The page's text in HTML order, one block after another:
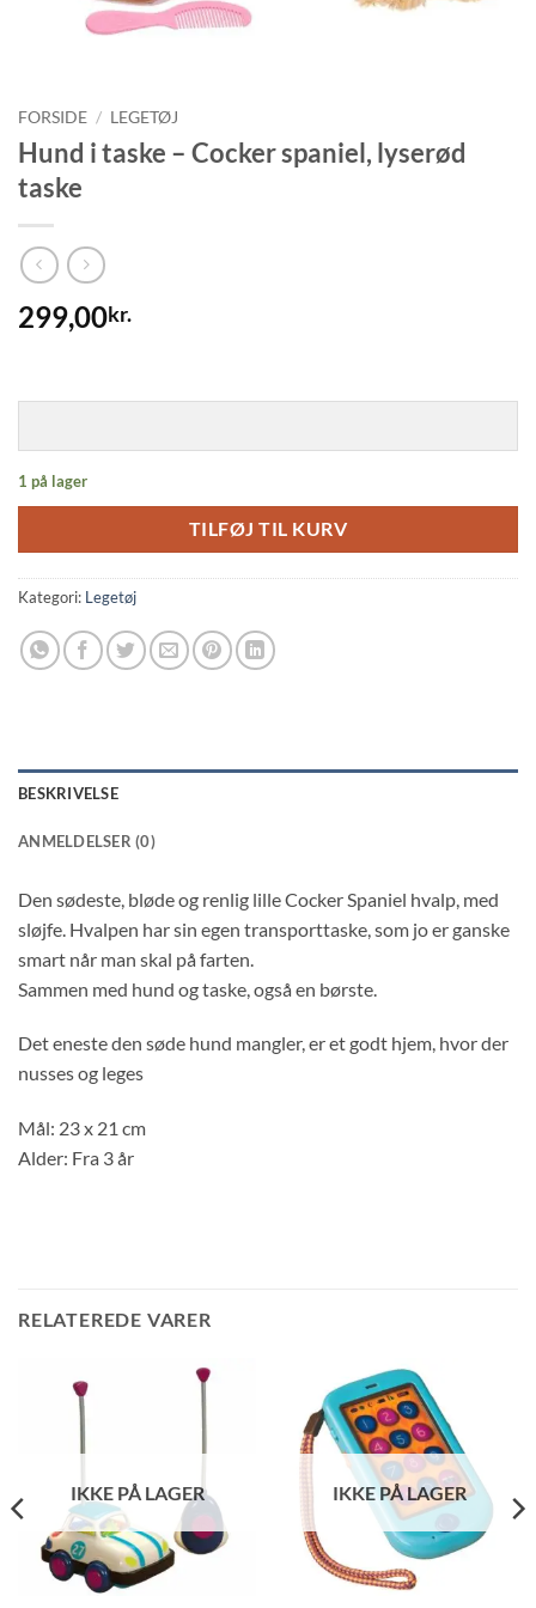
FORSIDE / LEGETØJ
Hund i taske – Cocker spaniel, lyserød
taske
299,00kr.
1 på lager
TILFØJ TIL KURV
Kategori: Legetøj
BESKRIVELSE
ANMELDELSER (0)
Den sødeste, bløde og renlig lille Cocker Spaniel hvalp, med
sløjfe. Hvalpen har sin egen transporttaske, som jo er ganske
smart når man skal på farten.
Sammen med hund og taske, også en børste.
Det eneste den søde hund mangler, er et godt hjem, hvor der
nusses og leges
Mål: 23 x 21 cm
Alder: Fra 3 år
RELATEREDE VARER
IKKE PÅ LAGER IKKE PÅ LAGER